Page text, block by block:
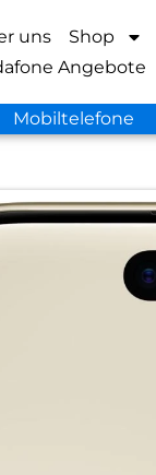
uns Shop
Angebote
Mobiltelefone